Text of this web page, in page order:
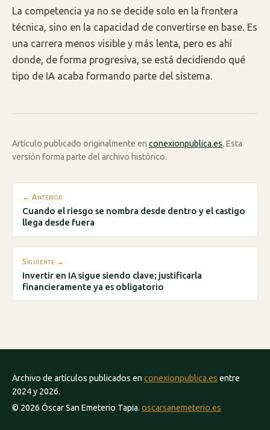
La competencia ya no se decide solo en la frontera
técnica, sino en la capacidad de convertirse en base. Es
una carrera menos visible y más lenta, pero es ahí
donde, de forma progresiva, se está decidiendo qué
tipo de IA acaba formando parte del sistema.
Artículo publicado originalmente en conexionpublica.es. Esta
versión forma parte del archivo histórico.
← Anterior
Cuando el riesgo se nombra desde dentro y el castigo
llega desde fuera
Siguiente →
Invertir en IA sigue siendo clave; justificarla
financieramente ya es obligatorio
Archivo de artículos publicados en conexionpublica.es entre
2024 y 2026.
© 2026 Óscar San Emeterio Tapia. oscarsanemeterio.es